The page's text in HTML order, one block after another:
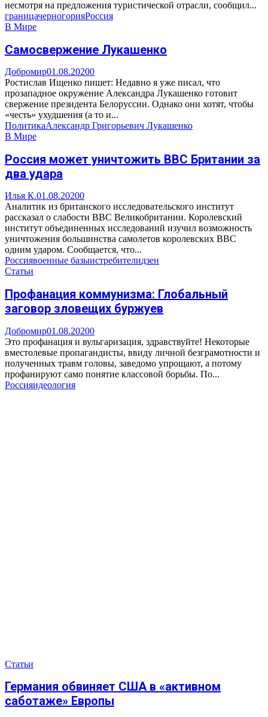
несмотря на предложения туристической отрасли, сообщил...
границачерногорияРоссия
В Мире
Самосвержение Лукашенко
Добромир01.08.20200
Ростислав Ищенко пишет: Недавно я уже писал, что
прозападное окружение Александра Лукашенко готовит
свержение президента Белоруссии. Однако они хотят, чтобы
«честь» ухудшения (а то и...
ПолитикаАлександр Григорьевич Лукашенко
В Мире
Россия может уничтожить ВВС Британии за
два удара
Илья К.01.08.20200
Аналитик из британского исследовательского институт
рассказал о слабости ВВС Великобритании. Королевский
институт объединенных исследований изучил возможность
уничтожения большинства самолетов королевских ВВС
одним ударом. Сообщается, что...
Россиявоенные базыистребителидзен
Статьи
Профанация коммунизма: Глобальный
заговор зловещих буржуев
Добромир01.08.20200
Это профанация и вульгаризация, здравствуйте! Некоторые
вместолевые пропагандисты, ввиду личной безграмотности и
полученных травм головы, заведомо упрощают, а потому
профанируют само понятие классовой борьбы. По...
Россияидеология
Статьи
Германия обвиняет США в «активном
саботаже» Европы